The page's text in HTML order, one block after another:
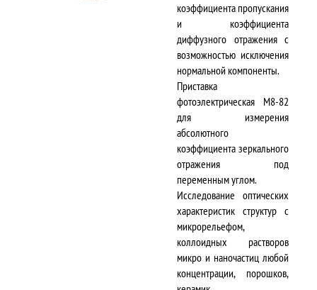
коэффициента пропускания
и коэффициента
диффузного отражения с
возможностью исключения
нормальной компоненты.
Приставка
фотоэлектрическая М8-82
для измерения
абсолютного
коэффициента зеркального
отражения под
переменным углом.
Исследование оптических
характеристик структур с
микрорельефом,
коллоидных растворов
микро и наночастиц любой
концентрации, порошков,